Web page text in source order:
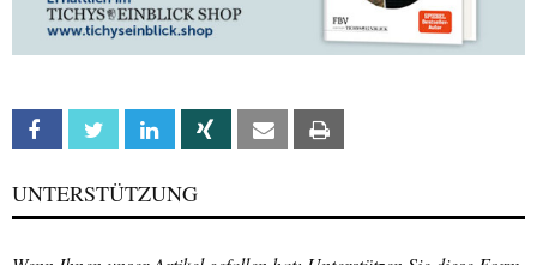
Facebook Twitter Linkedin Xing Email
UNTERSTÜTZUNG